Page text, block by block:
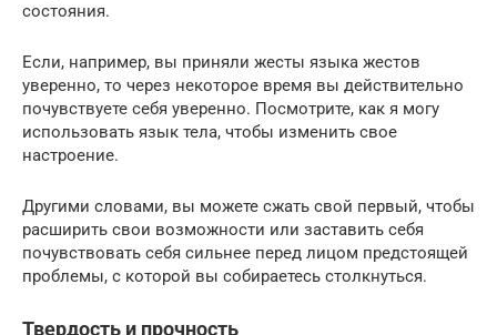
состояния.
Если, например, вы приняли жесты языка жестов
уверенно, то через некоторое время вы действительно
почувствуете себя уверенно. Посмотрите, как я могу
использовать язык тела, чтобы изменить свое
настроение.
Другими словами, вы можете сжать свой первый, чтобы
расширить свои возможности или заставить себя
почувствовать себя сильнее перед лицом предстоящей
проблемы, с которой вы собираетесь столкнуться.
Твердость и прочность